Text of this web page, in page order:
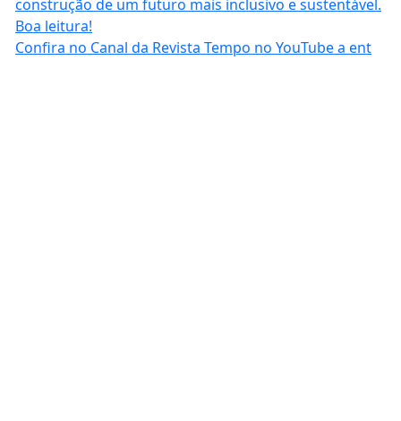
Confira no Canal da Revista Tempo no YouTube a ent